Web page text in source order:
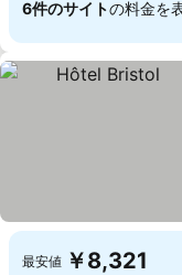
6件のサイトの料金を
最安値 ￥8,321